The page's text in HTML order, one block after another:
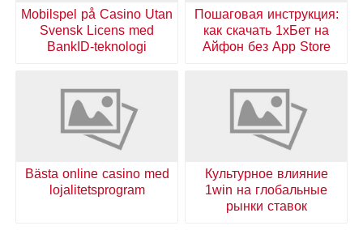
Пошаговая инструкция:
как скачать 1хБет на
Айфон без App Store
Mobilspel på Casino Utan
Svensk Licens med
BankID-teknologi
Культурное влияние
1win на глобальные
рынки ставок
Bästa online casino med
lojalitetsprogram